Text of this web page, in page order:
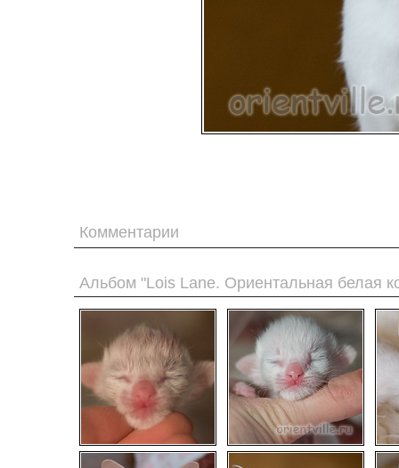
Комментарии
Альбом "Lois Lane. Ориентальная белая